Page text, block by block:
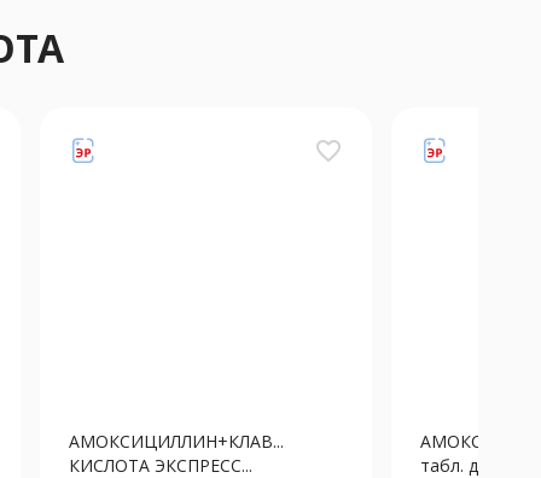
favorite_border
АМОКСИЦИЛЛИН+КЛАВ...
КИСЛОТА ЭКСПРЕСС...
табл.